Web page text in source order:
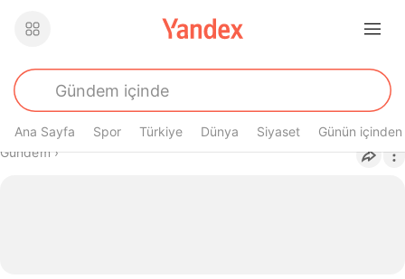
Ana Sayfa Spor Türkiye Dünya Siyaset Günün içinden
Buradasın
Gündem›